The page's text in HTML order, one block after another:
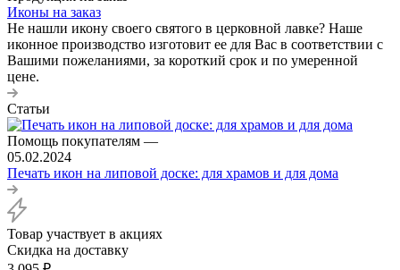
Иконы на заказ
Не нашли икону своего святого в церковной лавке? Наше
иконное производство изготовит ее для Вас в соответствии с
Вашими пожеланиями, за короткий срок и по умеренной
цене.
Статьи
Помощь покупателям —
05.02.2024
Печать икон на липовой доске: для храмов и для дома
Товар участвует в акциях
Скидка на доставку